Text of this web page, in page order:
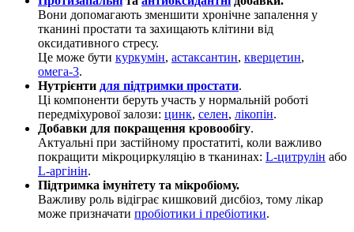
Вони допомагають зменшити хронічне запалення у
тканині простати та захищають клітини від
оксидативного стресу.
Це може бути куркумін, астаксантин, кверцетин,
омега-3.
Нутрієнти для підтримки простати.
Ці компоненти беруть участь у нормальній роботі
передміхурової залози: цинк, селен, лікопін.
Добавки для покращення кровообігу.
Актуальні при застійному простатиті, коли важливо
покращити мікроциркуляцію в тканинах: L-цитрулін або
L-аргінін.
Підтримка імунітету та мікробіому.
Важливу роль відіграє кишковий дисбіоз, тому лікар
може призначати пробіотики і пребіотики.